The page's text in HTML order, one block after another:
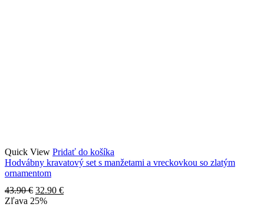
Quick View Pridať do košíka
Hodvábny kravatový set s manžetami a vreckovkou so zlatým
ornamentom
43.90€ Pôvodná
cena
32.90 €Aktuálna
Zľava 25%